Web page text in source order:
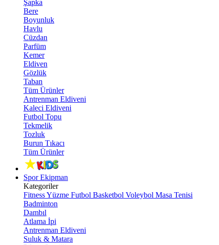
Şapka
Bere
Boyunluk
Havlu
Cüzdan
Parfüm
Kemer
Eldiven
Gözlük
Taban
Tüm Ürünler
Antrenman Eldiveni
Kaleci Eldiveni
Futbol Topu
Tekmelik
Tozluk
Burun Tıkacı
Tüm Ürünler
Spor Ekipman
Kategoriler
FitnessYüzme Futbol Basketbol Voleybol Masa Tenisi
Badminton
Dambıl
Atlama İpi
Antrenman Eldiveni
Suluk & Matara